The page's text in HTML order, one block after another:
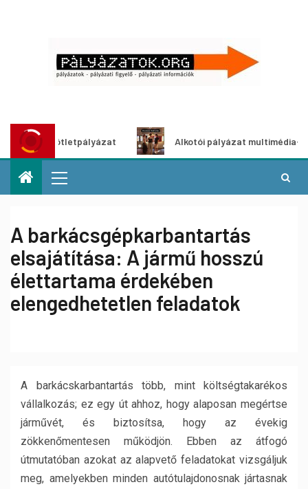
ötletpályázat Alkotói pályázat multimédia-kiállításhoz
A barkácsgépkarbantartás
elsajátítása: A jármű hosszú
élettartama érdekében
elengedhetetlen feladatok
A barkácskarbantartás több, mint költségtakarékos
vállalkozás; ez egy út ahhoz, hogy alaposan megértse
járművét, és biztosítsa, hogy az évekig
zökkenőmentesen működjön. Ebben az átfogó
útmutatóban azokat az alapvető feladatokat vizsgáljuk
meg, amelyekben minden autótulajdonosnak jártasnak